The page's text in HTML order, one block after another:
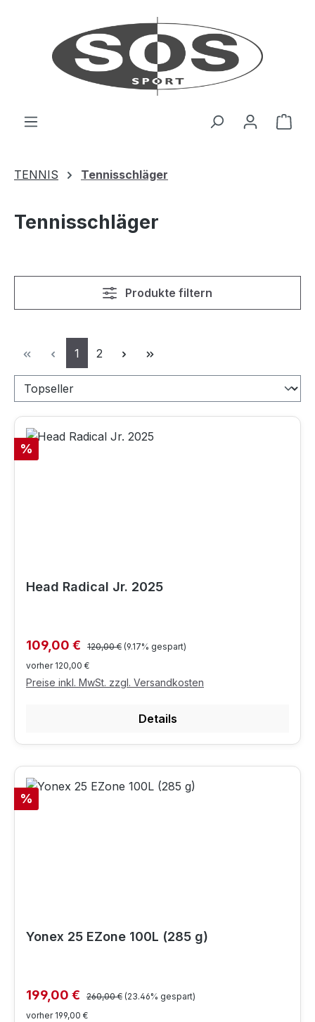
TENNIS Tennisschläger
Tennisschläger
Produkte filtern
Seite
1 Seite
2
Rabatt
%
Head Radical Jr. 2025
Verkaufspreis:
109,00 € Regulärer Preis:
120,00 € (9.17% gespart)
vorher 120,00 €
Preise inkl. MwSt. zzgl. Versandkosten
Details
Rabatt
%
Yonex 25 EZone 100L (285 g)
Verkaufspreis:
199,00 € Regulärer Preis:
260,00 € (23.46% gespart)
vorher 199,00 €